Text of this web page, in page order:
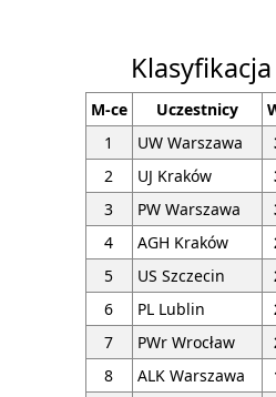
M-ce Uczestnicy
1
UW Warszawa
2
UJ Kraków
3
PW Warszawa
4
AGH Kraków
5
US Szczecin
6
PL Lublin
7
PWr Wrocław
8
ALK Warszawa